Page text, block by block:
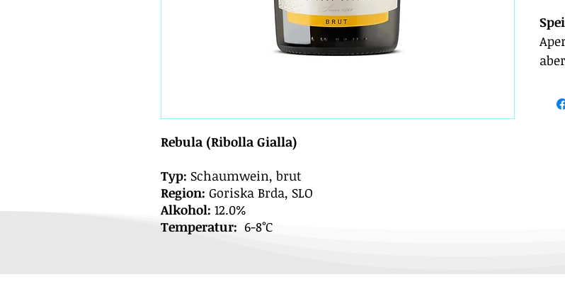
Rebula (Ribolla Gialla)
Typ: Schaumwein, brut
Region: Goriska Brda, SLO
Alkohol: 12.0%
Temperatur: 6-8°C